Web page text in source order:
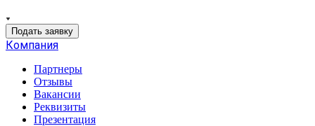
Подать заявку
Компания
Партнеры
Отзывы
Вакансии
Реквизиты
Презентация